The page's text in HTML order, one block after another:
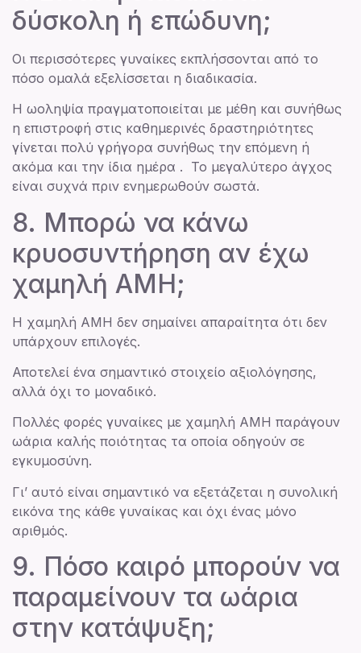
δύσκολη ή επώδυνη;
Οι περισσότερες γυναίκες εκπλήσσονται από το
πόσο ομαλά εξελίσσεται η διαδικασία.
Η ωοληψία πραγματοποιείται με μέθη και συνήθως
η επιστροφή στις καθημερινές δραστηριότητες
γίνεται πολύ γρήγορα συνήθως την επόμενη ή
ακόμα και την ίδια ημέρα . Το μεγαλύτερο άγχος
είναι συχνά πριν ενημερωθούν σωστά.
8. Μπορώ να κάνω
κρυοσυντήρηση αν έχω
χαμηλή ΑΜΗ;
Η χαμηλή ΑΜΗ δεν σημαίνει απαραίτητα ότι δεν
υπάρχουν επιλογές.
Αποτελεί ένα σημαντικό στοιχείο αξιολόγησης,
αλλά όχι το μοναδικό.
Πολλές φορές γυναίκες με χαμηλή ΑΜΗ παράγουν
ωάρια καλής ποιότητας τα οποία οδηγούν σε
εγκυμοσύνη.
Γι’ αυτό είναι σημαντικό να εξετάζεται η συνολική
εικόνα της κάθε γυναίκας και όχι ένας μόνο
αριθμός.
9. Πόσο καιρό μπορούν να
παραμείνουν τα ωάρια
στην κατάψυξη;